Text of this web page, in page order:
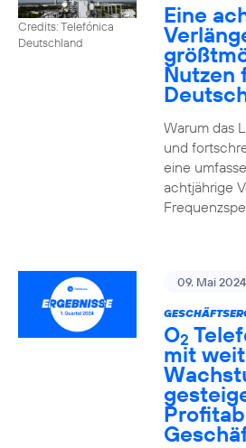
Credits: Telefónica
Deutschland
Eine
Nutzen
Warum das
und
eine
achtjährige
09. Mai 2024
O2
mit